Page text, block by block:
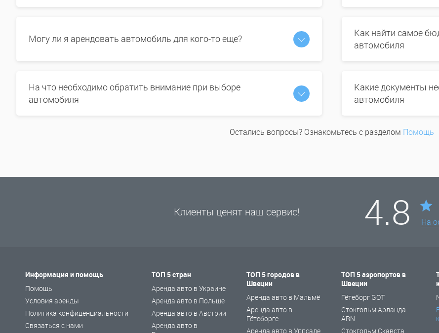
Могу ли я арендовать автомобиль для кого-то еще?
Как найти самое
автомобиля
На что необходимо обратить внимание при выборе
автомобиля
Какие документы
автомобиля
Остались вопросы? Ознакомьтесь с разделом Помощь
Клиенты ценят наш сервис! 4.8 На
Информация и помощь
Помощь
Условия аренды
Политика конфиденциальности
Связаться с нами
ТОП 5 стран
Аренда авто в Украине
Аренда авто в Польше
Аренда авто в Австрии
Аренда авто в
ТОП 5 городов в
Швеции
Аренда авто в Мальмё
Аренда авто в
Гётеборге
Аренда авто в Уппсале
ТОП 5 аэропортов в
Швеции
Гётеборг GOT
Стокгольм Арланда
ARN
Стокгольм Скавста